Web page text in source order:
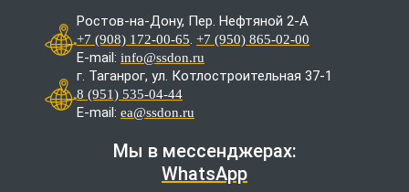
Ростов-на-Дону, Пер. Нефтяной 2-А
+7 (908) 172-00-65. +7 (950) 865-02-00
E-mail: info@ssdon.ru
г. Таганрог, ул. Котлостроительная 37-1
8 (951) 535-04-44
E-mail: ea@ssdon.ru
Мы в мессенджерах:
WhatsApp